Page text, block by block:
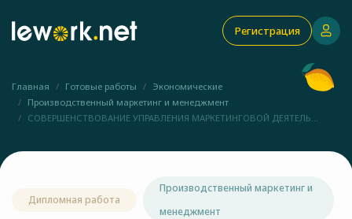
Регистрация
Главная Готовые работы
Экономические
Производственный маркетинг и менеджмент
СОВЕРШЕНСТВОВАНИЕ УПРАВЛЕНИЯ МАРКЕТИНГОВОЙ ДЕЯТЕЛЬ...
Дипломная работа
Производственный маркетинг и
менеджмент